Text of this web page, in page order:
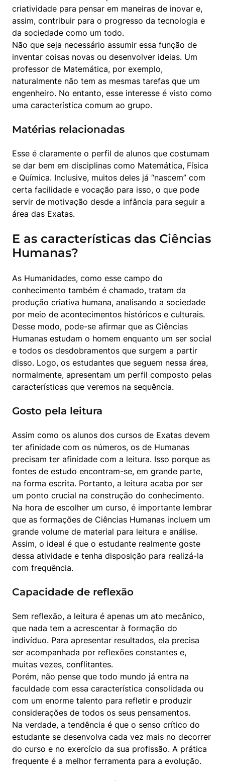
criatividade para pensar em maneiras de inovar e,
assim, contribuir para o progresso da tecnologia e
da sociedade como um todo.
Não que seja necessário assumir essa função de
inventar coisas novas ou desenvolver ideias. Um
professor de Matemática, por exemplo,
naturalmente não tem as mesmas tarefas que um
engenheiro. No entanto, esse interesse é visto como
uma característica comum ao grupo.
Matérias relacionadas
Esse é claramente o perfil de alunos que costumam
se dar bem em disciplinas como Matemática, Física
e Química. Inclusive, muitos deles já “nascem” com
certa facilidade e vocação para isso, o que pode
servir de motivação desde a infância para seguir a
área das Exatas.
E as características das Ciências
Humanas?
As Humanidades, como esse campo do
conhecimento também é chamado, tratam da
produção criativa humana, analisando a sociedade
por meio de acontecimentos históricos e culturais.
Desse modo, pode-se afirmar que as Ciências
Humanas estudam o homem enquanto um ser social
e todos os desdobramentos que surgem a partir
disso. Logo, os estudantes que seguem nessa área,
normalmente, apresentam um perfil composto pelas
características que veremos na sequência.
Gosto pela leitura
Assim como os alunos dos cursos de Exatas devem
ter afinidade com os números, os de Humanas
precisam ter afinidade com a leitura. Isso porque as
fontes de estudo encontram-se, em grande parte,
na forma escrita. Portanto, a leitura acaba por ser
um ponto crucial na construção do conhecimento.
Na hora de escolher um curso, é importante lembrar
que as formações de Ciências Humanas incluem um
grande volume de material para leitura e análise.
Assim, o ideal é que o estudante realmente goste
dessa atividade e tenha disposição para realizá-la
com frequência.
Capacidade de reflexão
Sem reflexão, a leitura é apenas um ato mecânico,
que nada tem a acrescentar à formação do
indivíduo. Para apresentar resultados, ela precisa
ser acompanhada por reflexões constantes e,
muitas vezes, conflitantes.
Porém, não pense que todo mundo já entra na
faculdade com essa característica consolidada ou
com um enorme talento para refletir e produzir
considerações de todos os seus pensamentos.
Na verdade, a tendência é que o senso crítico do
estudante se desenvolva cada vez mais no decorrer
do curso e no exercício da sua profissão. A prática
frequente é a melhor ferramenta para a evolução.